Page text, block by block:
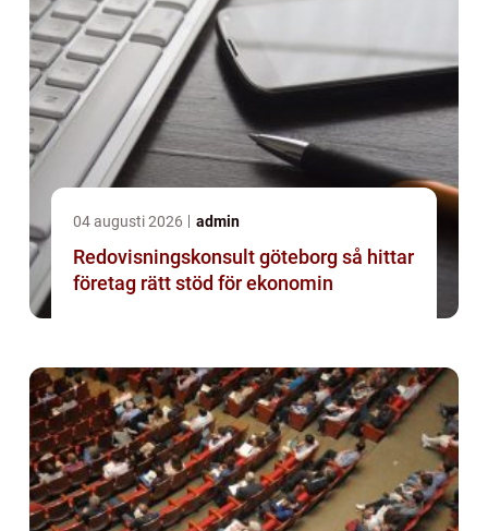
04 augusti 2026 admin
Redovisningskonsult göteborg så hittar
företag rätt stöd för ekonomin